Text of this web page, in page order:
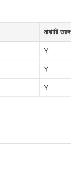
মাঝারি তরঙ্গ
Y
Y
Y